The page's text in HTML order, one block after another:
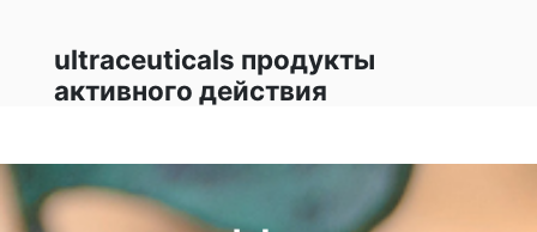
ultraceuticals продукты
активного действия